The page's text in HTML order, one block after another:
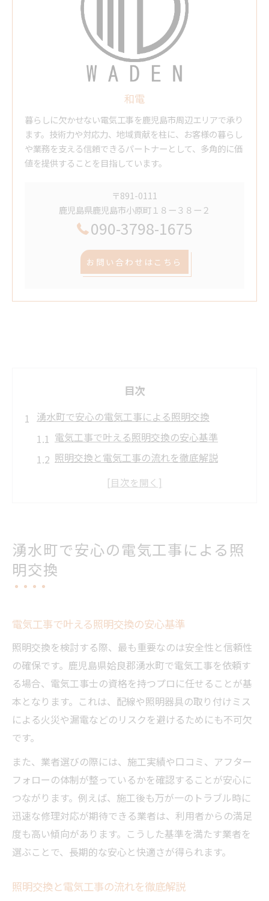
和電
暮らしに欠かせない電気工事を鹿児島市周辺エリアで承り
ます。技術力や対応力、地域貢献を柱に、お客様の暮らし
や業務を支える信頼できるパートナーとして、多角的に価
値を提供することを目指しています。
〒891-0111
鹿児島県鹿児島市小原町１８ー３８ー２
090-3798-1675
お問い合わせはこちら
目次
湧水町で安心の電気工事による照明交換
電気工事で叶える照明交換の安心基準
照明交換と電気工事の流れを徹底解説
安全な照明交換は電気工事業者選びから
電気工事で進める省エネ照明への切り替え
プロの電気工事が省エネ交換を支える理由
安心の電気工事で省エネ照明を導入するコ
電気工事士が教える省エネ照明交換の手順
照明器具の交換なら電気工事で安全確保を
電気工事による安全な照明器具交換のポイ
ント
電気工事士が語る照明交換時の注意点
照明交換は電気工事でリスクを最小限に
電気工事を活用した安心の照明器具交換術
電気工事依頼時の照明交換チェックポイント
電気工事依頼で照明交換時に確認すべき事
項
照明交換の相談時に役立つ電気工事の知識
湧水町で安心の電気工事による照
明交換
電気工事で叶える照明交換の安心基準
照明交換を検討する際、最も重要なのは安全性と信頼性
の確保です。鹿児島県姶良郡湧水町で電気工事を依頼す
る場合、電気工事士の資格を持つプロに任せることが基
本となります。これは、配線や照明器具の取り付けミス
による火災や漏電などのリスクを避けるためにも不可欠
です。
また、業者選びの際には、施工実績や口コミ、アフター
フォローの体制が整っているかを確認することが安心に
つながります。例えば、施工後も万が一のトラブル時に
迅速な修理対応が期待できる業者は、利用者からの満足
度も高い傾向があります。こうした基準を満たす業者を
選ぶことで、長期的な安心と快適さが得られます。
照明交換と電気工事の流れを徹底解説